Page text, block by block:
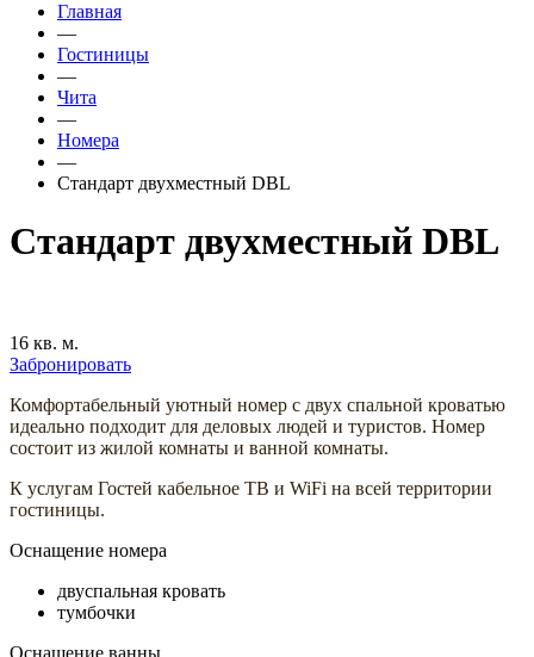
Главная
—
Гостиницы
—
Чита
—
Номера
—
Стандарт двухместный DBL
Стандарт двухместный DBL
16 кв. м.
Забронировать
Комфортабельный уютный номер с двух спальной кроватью
идеально подходит для деловых людей и туристов. Номер
состоит из жилой комнаты и ванной комнаты.
К услугам Гостей кабельное ТВ и WiFi на всей территории
гостиницы.
Оснащение номера
двуспальная кровать
тумбочки
Оснащение ванны